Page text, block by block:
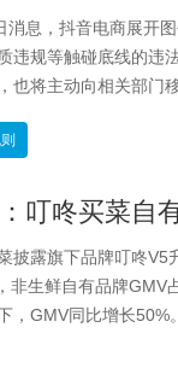
消息，抖音电商展开
违规等触碰底线的违
也将主动向相关部门
披露旗下品牌叮咚V5
非生鲜自有品牌GMV
，GMV同比增长50%